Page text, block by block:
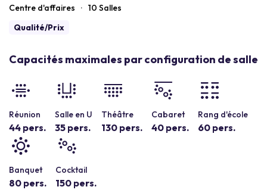
Centre d'affaires · 10 Salles
Qualité/Prix
Capacités maximales par configuration de salle
Réunion
44 pers.
Salle en U
35 pers.
Théâtre
130 pers.
Cabaret
40 pers.
Rang d'école
60 pers.
Banquet
80 pers.
Cocktail
150 pers.